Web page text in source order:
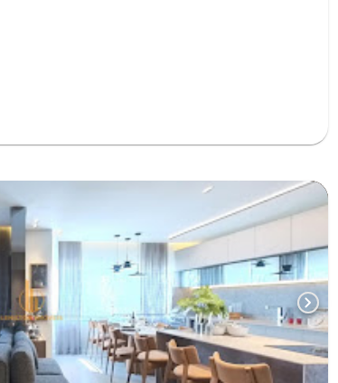
chevron_right